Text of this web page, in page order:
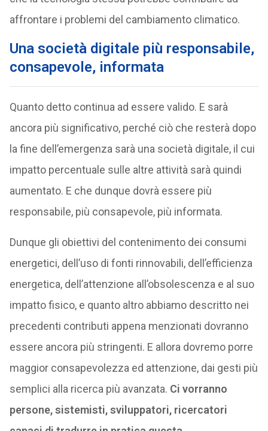
affrontare i problemi del cambiamento climatico.
Una società digitale più responsabile,
consapevole, informata
Quanto detto continua ad essere valido. E sarà
ancora più significativo, perché ciò che resterà dopo
la fine dell’emergenza sarà una società digitale, il cui
impatto percentuale sulle altre attività sarà quindi
aumentato. E che dunque dovrà essere più
responsabile, più consapevole, più informata.
Dunque gli obiettivi del contenimento dei consumi
energetici, dell’uso di fonti rinnovabili, dell’efficienza
energetica, dell’attenzione all’obsolescenza e al suo
impatto fisico, e quanto altro abbiamo descritto nei
precedenti contributi appena menzionati dovranno
essere ancora più stringenti. E allora dovremo porre
maggior consapevolezza ed attenzione, dai gesti più
semplici alla ricerca più avanzata. Ci vorranno
persone, sistemisti, sviluppatori, ricercatori